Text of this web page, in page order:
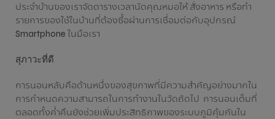
ประจำบ้านของเราจัดตารางเวลานัดคุณหมอให้ สั่งอาหาร หรือทำ
รายการของใช้ในบ้านที่ต้องซื้อผ่านการเชื่อมต่อกับอุปกรณ์
Smartphone ในมือเรา
สุภาวะที่ดี
การนอนหลับคือด้านหนึ่งของสุขภาพที่มีความสำคัญอย่างมากใน
การกำหนดความสามารถในการทำงานในวัดถัดไป การนอนเต็มที่
ตลอดทั้งค่ำคืนยังช่วยเพิ่มประสิทธิภาพของระบบภูมิคุ้มกันใน